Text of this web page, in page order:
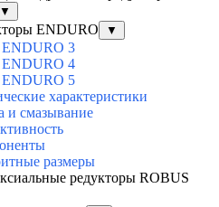
▼
ENDURO ▼
ENDURO 3
ENDURO 4
ENDURO 5
характеристики
и смазывание
размеры
редукторы ROBUS